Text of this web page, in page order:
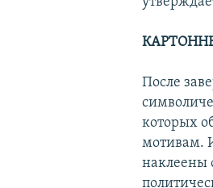
После
которых
мотивам.
наклеены